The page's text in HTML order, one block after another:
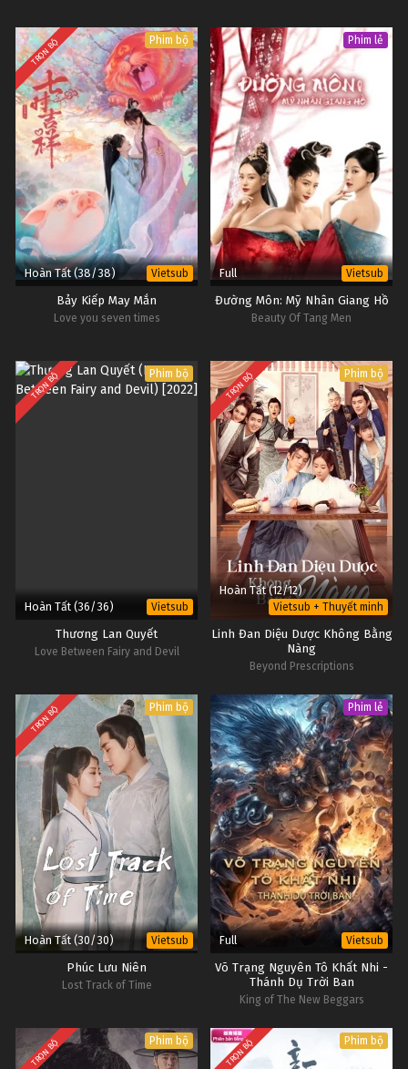
TRỌN BỘ Phim bộ
Hoàn Tất (38/38) Vietsub
Bảy Kiếp May Mắn
Love you seven times
Phim lẻ
Full Vietsub
Đường Môn: Mỹ Nhân Giang Hồ
Beauty Of Tang Men
TRỌN BỘ Phim bộ
Hoàn Tất (36/36) Vietsub
Thương Lan Quyết
Love Between Fairy and Devil
TRỌN BỘ Phim bộ
Hoàn Tất (12/12)
Vietsub + Thuyết minh
Linh Đan Diệu Dược Không Bằng
Nàng
Beyond Prescriptions
TRỌN BỘ Phim bộ
Hoàn Tất (30/30) Vietsub
Phúc Lưu Niên
Lost Track of Time
Phim lẻ
Full Vietsub
Võ Trạng Nguyên Tô Khất Nhi -
Thánh Dụ Trời Ban
King of The New Beggars
TRỌN BỘ Phim bộ TRỌN BỘ Phim bộ